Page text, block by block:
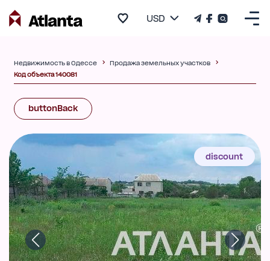
USD
Недвижимость в Одессе
Продажа земельных участков
Код объекта 140081
buttonBack
discount